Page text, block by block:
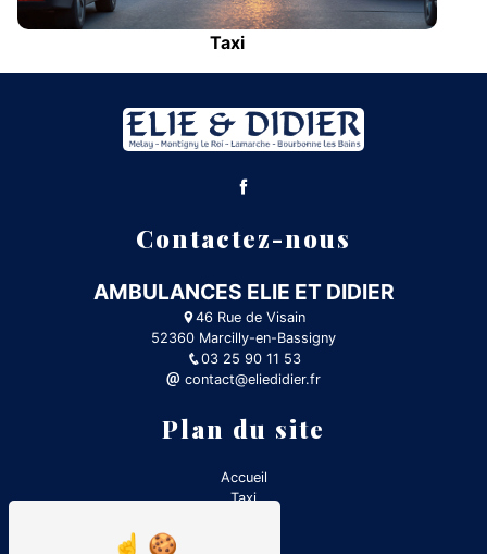
Taxi
Contactez-nous
AMBULANCES ELIE ET DIDIER
46 Rue de Visain
52360 Marcilly-en-Bassigny
03 25 90 11 53
contact@eliedidier.fr
Plan du site
Accueil
Taxi